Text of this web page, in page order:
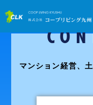
マンション経営、